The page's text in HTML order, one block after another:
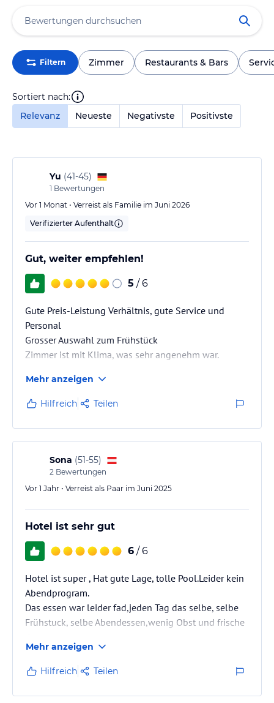
Filtern Zimmer Restaurants & Bars
Sortiert nach:
Relevanz
Neueste Negativste Positivste
Yu (41-45)
1 Bewertungen
Vor 1 Monat • Verreist als Familie im Juni 2026
Verifizierter Aufenthalt
Gut, weiter empfehlen!
5 / 6
Gute Preis-Leistung Verhältnis, gute Service und
Personal
Grosser Auswahl zum Frühstück
Zimmer ist mit Klima, was sehr angenehm war.
Mehr anzeigen
Hilfreich Teilen
Sona (51-55)
2 Bewertungen
Vor 1 Jahr • Verreist als Paar im Juni 2025
Hotel ist sehr gut
6 / 6
Hotel ist super , Hat gute Lage, tolle Pool.Leider kein
Abendprogram.
Das essen war leider fad,jeden Tag das selbe, selbe
Frühstuck, selbe Abendessen,wenig Obst und frische
Leider sehr Laure kroatische Gäste ( Seminar),die
beim Essen und Pool immee randaliert haben ( aber
das Hotel kann nicht dafur).
Mehr anzeigen
Hilfreich Teilen